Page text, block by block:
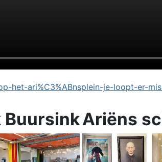
ari%C3%ABnsplein-je-loopt-er-
BuursinkAriëns